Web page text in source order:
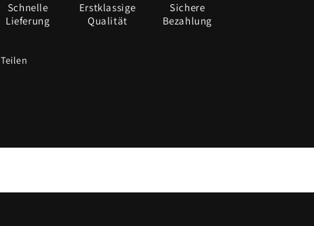
Schnelle
Lieferung
Erstklassige
Qualität
Sichere
Bezahlung
Teilen